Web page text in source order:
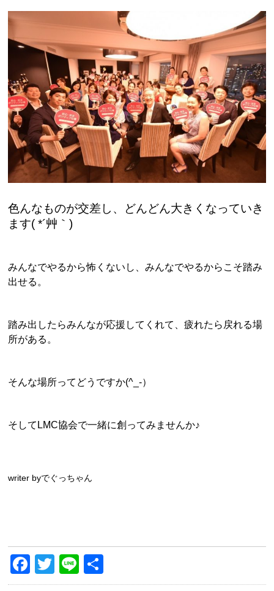
色んなものが交差し、どんどん大きくなっていき
ます( *´艸｀)
みんなでやるから怖くないし、みんなでやるからこそ踏み
出せる。
踏み出したらみんなが応援してくれて、疲れたら戻れる場
所がある。
そんな場所ってどうですか(^_-）
そしてLMC協会で一緒に創ってみませんか♪
writer byでぐっちゃん
Facebook
Twitter
Line
有